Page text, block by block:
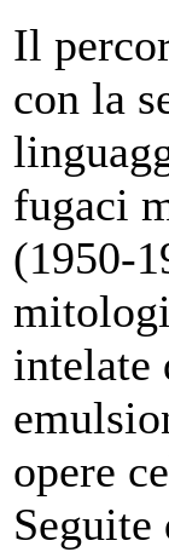
Il
con la
fugaci
(1950-
intelate
opere